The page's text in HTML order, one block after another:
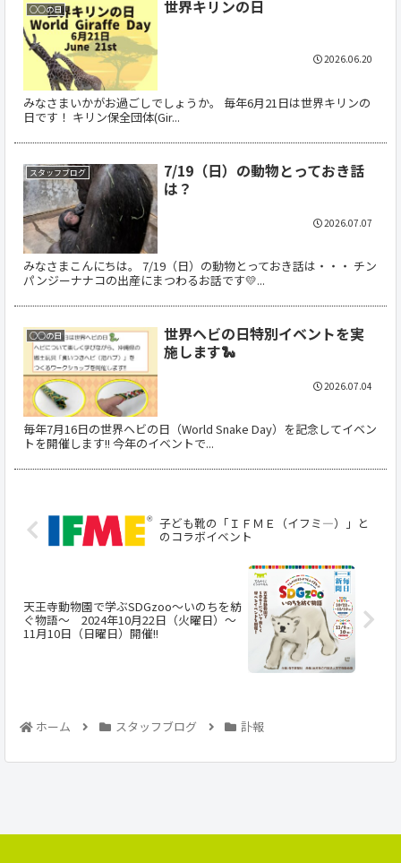
○○の日 世界キリンの日
みなさまいかがお過ごしでしょうか。 毎年6月21日は世界キリンの
日です！ キリン保全団体(Gir...
2026.06.20
スタッフブログ
7/19（日）の動物とっておき話
は？
みなさまこんにちは。 7/19（日）の動物とっておき話は・・・ チン
パンジーナナコの出産にまつわるお話です💛...
2026.07.07
○○の日
世界ヘビの日特別イベントを実
施します🐍
毎年7月16日の世界ヘビの日（World Snake Day）を記念してイベン
トを開催します!! 今年のイベントで...
2026.07.04
子ども靴の「ＩＦＭＥ（イフミ―）」と
のコラボイベント
天王寺動物園で学ぶSDGzoo～いのちを紡
ぐ物語～ 2024年10月22日（火曜日）～
11月10日（日曜日）開催!!
ホーム スタッフブログ 訃報